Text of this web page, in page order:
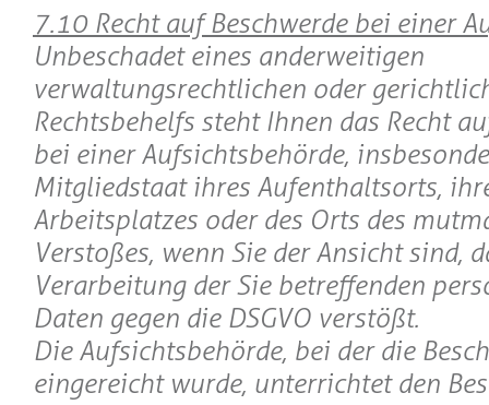
7.10 Recht auf Beschwerde bei einer
Unbeschadet eines anderweitigen
verwaltungsrechtlichen oder
Rechtsbehelfs steht Ihnen das Recht
bei einer Aufsichtsbehörde,
Mitgliedstaat ihres Aufenthaltsorts,
Arbeitsplatzes oder des Orts des
Verstoßes, wenn Sie der Ansicht sind,
Verarbeitung der Sie betreffenden
Daten gegen die DSGVO verstößt.
Die Aufsichtsbehörde, bei der die
eingereicht wurde, unterrichtet den